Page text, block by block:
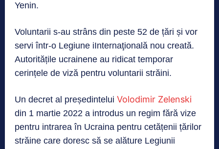
Yenin.
Voluntarii s-au strâns din peste 52 de țări și vor
servi într-o Legiune iInternaţională nou creată.
Autoritățile ucrainene au ridicat temporar
cerințele de viză pentru voluntarii străini.
Un decret al președintelui Volodimir Zelenski
din 1 martie 2022 a introdus un regim fără vize
pentru intrarea în Ucraina pentru cetățenii țărilor
străine care doresc să se alăture Legiunii